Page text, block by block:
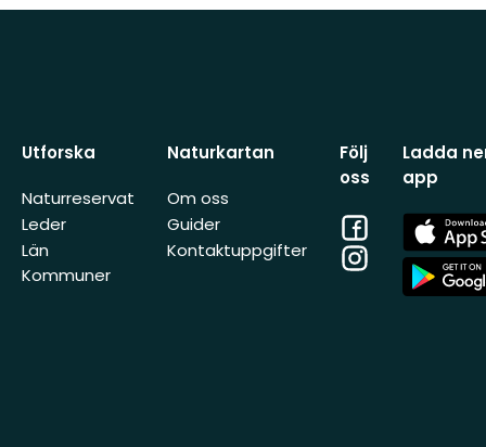
Utforska
Naturreservat
Leder
Län
Kommuner
Naturkartan
Om oss
Guider
Kontaktuppgifter
Följ
oss
Facebook
Instagram
Ladda
app
App
Store
App
Store